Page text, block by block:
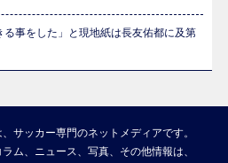
る事をした」と現地紙は長友佑都に及第
サッカー専門のネットメディアです。
ム、ニュース、写真、その他情報は、